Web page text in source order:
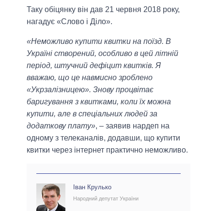
Таку обіцянку він дав 21 червня 2018 року,
нагадує «Слово і Діло».
«Неможливо купити квитки на поїзд. В
Україні створений, особливо в цей літній
період, штучний дефіцит квитків. Я
вважаю, що це навмисно зроблено
«Укрзалізницею». Знову процвітає
баригування з квитками, коли їх можна
купити, але в спеціальних людей за
додаткову плату», – заявив нардеп на
одному з телеканалів, додавши, що купити
квитки через інтернет практично неможливо.
Іван Крулько
Народний депутат України